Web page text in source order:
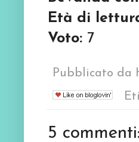
Età di
Voto: 7
Pubblicato da
5 commenti: